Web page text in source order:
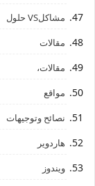
مشاكلVS حلول
مقالات
مقالات،
مواقع
نصائح وتوجيهات
هاردوير
ويندوز